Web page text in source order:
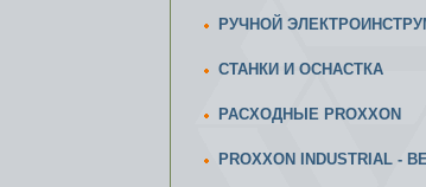
РУЧНОЙ
CТАНКИ И ОСНАСТКА
РАСХОДНЫЕ PROXXON
PROXXON INDUSTRIAL